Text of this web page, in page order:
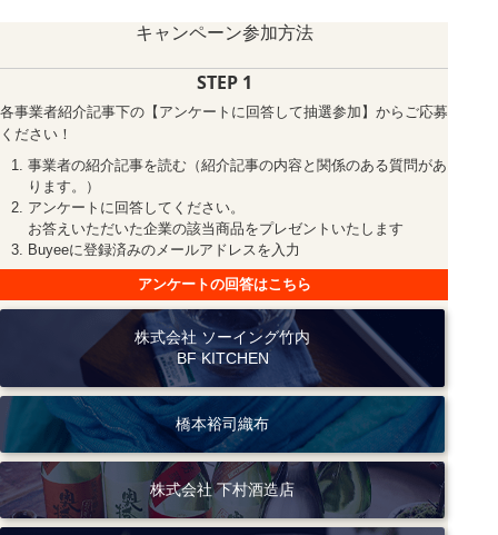
キャンペーン参加方法
STEP 1
各事業者紹介記事下の【アンケートに回答して抽選参加】からご応募
ください！
事業者の紹介記事を読む（紹介記事の内容と関係のある質問があ
ります。）
アンケートに回答してください。
お答えいただいた企業の該当商品をプレゼントいたします
Buyeeに登録済みのメールアドレスを入力
アンケートの回答はこちら
株式会社 ソーイング竹内
BF KITCHEN
橋本裕司織布
株式会社 下村酒造店